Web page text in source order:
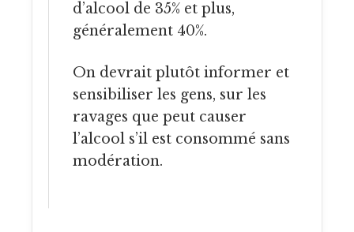
d’alcool de 35% et plus,
généralement 40%.
On devrait plutôt informer et
sensibiliser les gens, sur les
ravages que peut causer
l’alcool s’il est consommé sans
modération.